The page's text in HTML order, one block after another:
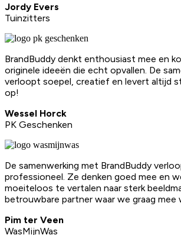
Jordy Evers
Tuinzitters
BrandBuddy denkt enthousiast mee en
originele ideeën die echt opvallen. De
verloopt soepel, creatief en levert altijd
op!
Wessel Horck
PK Geschenken
De samenwerking met BrandBuddy
professioneel. Ze denken goed mee en
moeiteloos te vertalen naar sterk
betrouwbare partner waar we graag mee
Pim ter Veen
WasMijnWas